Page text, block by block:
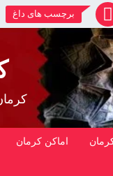
برچسب های داغ
اماکن کرمان